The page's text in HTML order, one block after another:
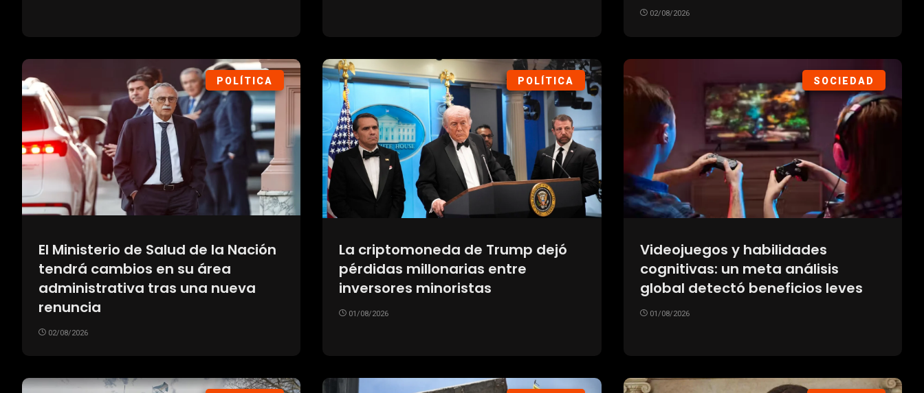
02/08/2026
POLÍTICA
El Ministerio de Salud de la Nación
tendrá cambios en su área
administrativa tras una nueva
renuncia
02/08/2026
POLÍTICA
La criptomoneda de Trump dejó
pérdidas millonarias entre
inversores minoristas
01/08/2026
SOCIEDAD
Videojuegos y habilidades
cognitivas: un meta análisis
global detectó beneficios leves
01/08/2026